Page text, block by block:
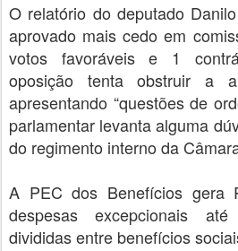
O relatório do deputado
aprovado mais cedo em
votos favoráveis e 1
oposição tenta obstruir a
apresentando “questões de
parlamentar levanta alguma
do regimento interno da
A PEC dos Benefícios gera
despesas excepcionais
divididas entre benefícios